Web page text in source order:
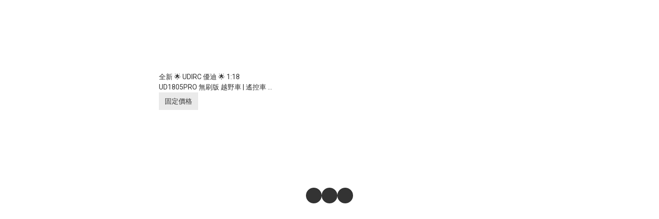
全新 🌟 UDIRC 優迪 🌟 1:18
UD1805PRO 無刷版 越野車 | 遙控車 |
2.4Ghz 遙控 | 4輪驅動 | 3段調速 | 有陀
固定價格